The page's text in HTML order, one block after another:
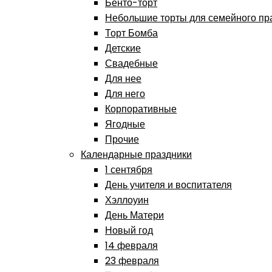
Бенто-торт
Небольшие торты для семейного
Торт Бомба
Детские
Свадебные
Для нее
Для него
Корпоративные
Ягодные
Прочие
Календарные праздники
1 сентября
День учителя и воспитателя
Хэллоуин
День Матери
Новый год
14 февраля
23 февраля